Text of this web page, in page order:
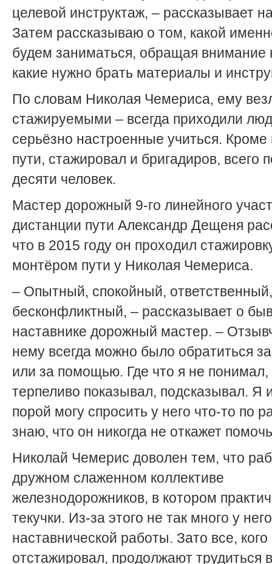
целевой инструктаж, – рассказывает
Затем рассказываю о том, какой
будем заниматься, обращая внимание
какие нужно брать материалы и
По словам Николая Чемериса, ему
стажируемыми – всегда приходили
серьёзно настроенные учиться.
пути, стажировал и бригадиров, всего
десяти человек.
Мастер дорожный 9-го линейного
дистанции пути Александр Дещеня
что в 2015 году он проходил
монтёром пути у Николая Чемериса.
– Опытный, спокойный, ответственный,
бесконфликтный, – рассказывает о
наставнике дорожный мастер. –
нему всегда можно было обратиться
или за помощью. Где что я не понимал,
терпеливо показывал, подсказывал. Я
порой могу спросить у него что-то по
знаю, что он никогда не откажет
Николай Чемерис доволен тем, что
дружном слаженном коллективе
железнодорожников, в котором
текучки. Из-за этого не так много у него
наставнической работы. Зато все, кого
отстажировал, продолжают трудиться в